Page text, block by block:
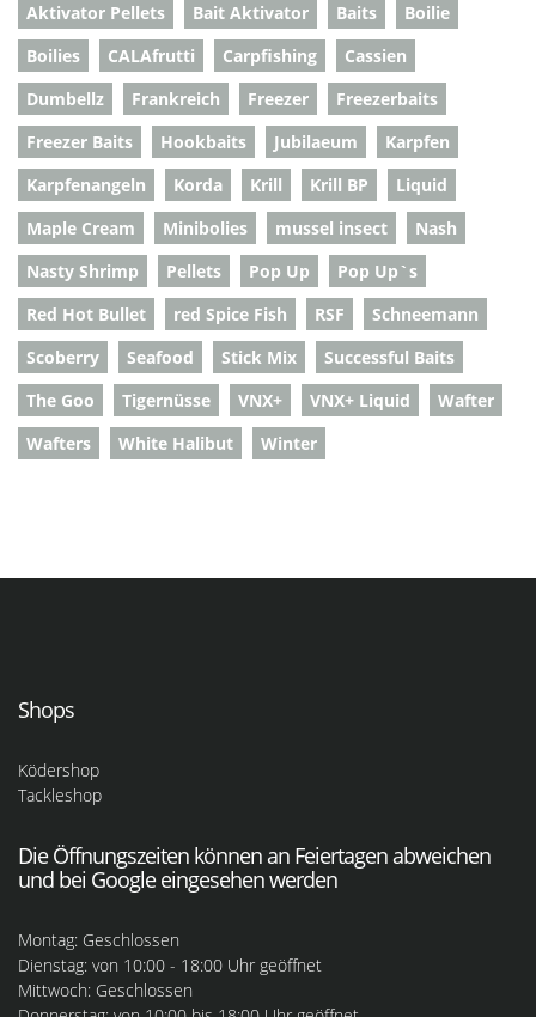
Aktivator Pellets Bait Aktivator Baits
Boilie
Boilies
CALAfrutti Carpfishing
Cassien
Dumbellz
Frankreich Freezer
Freezerbaits
Freezer Baits
Hookbaits Jubilaeum
Karpfen
Karpfenangeln
Korda Krill Krill BP
Liquid
Maple Cream
Minibolies mussel insect
Nash
Nasty Shrimp
Pellets Pop Up
Pop Up`s
Red Hot Bullet
red Spice Fish RSF
Schneemann
Scoberry
Seafood Stick Mix
Successful Baits
The Goo
Tigernüsse VNX+ VNX+ Liquid
Wafter
Wafters
White Halibut Winter
Shops
Ködershop
Tackleshop
Die Öffnungszeiten können an Feiertagen abweichen
und bei Google eingesehen werden
Montag: Geschlossen
Dienstag: von 10:00 - 18:00 Uhr geöffnet
Mittwoch: Geschlossen